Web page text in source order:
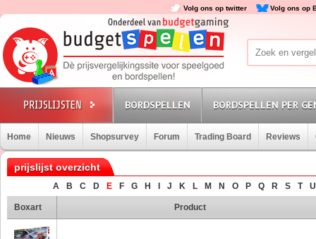
Volg ons op twitter Volg ons op
BORDSPELLEN BORDSPELLEN PER
Home Nieuws Shopsurvey Forum Trading Board Reviews
prijslijst overzicht
A B C D E F G H J K L M N O P Q R S T U
Boxart Product